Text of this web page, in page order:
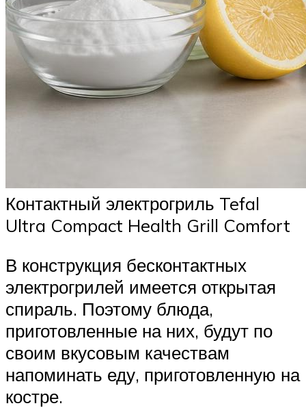
Контактный электрогриль Tefal
Ultra Compact Health Grill Comfort
В конструкция бесконтактных
электрогрилей имеется открытая
спираль. Поэтому блюда,
приготовленные на них, будут по
своим вкусовым качествам
напоминать еду, приготовленную на
костре.